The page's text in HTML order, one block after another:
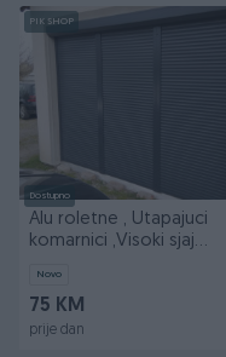
PIK SHOP
Dostupno
Alu roletne , Utapajuci
komarnici ,Visoki sjaj
Novo
75 KM
prije dan